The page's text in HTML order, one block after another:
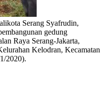
Serang Syafrudin,
gedung
Raya Serang-Jakarta,
Kelodran, Kecamatan
2020).